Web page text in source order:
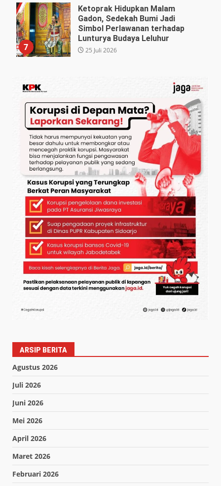
27 Juli 2026
7
Ketoprak Hidupkan Malam
Gadon, Sedekah Bumi Jadi
Simbol Perlawanan terhadap
Lunturya Budaya Leluhur
25 Juli 2026
ARSIP BERITA
Agustus 2026
Juli 2026
Juni 2026
Mei 2026
April 2026
Maret 2026
Februari 2026